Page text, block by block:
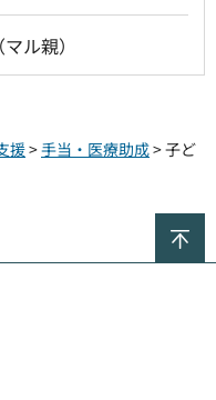
ル親）
援>手当・医療助成> 子ど